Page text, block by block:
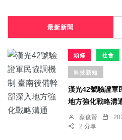
最新新聞
頭條 社會
科技新知
漢光42號驗證軍
地方強化戰略溝
蔡俊賢
2 分享